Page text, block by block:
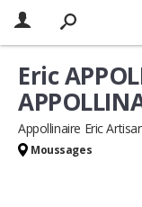
Eric
Appollinaire Eric
Moussages